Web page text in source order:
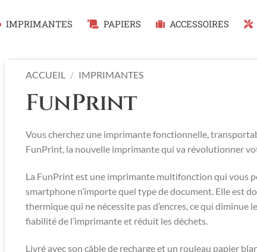
IMPRIMANTES PAPIERS ACCESSOIRES
ACCUEIL / IMPRIMANTES
FunPrint
Vous cherchez une imprimante fonctionnelle,
FunPrint, la nouvelle imprimante qui va révolutionner
La FunPrint est une imprimante multifonction qui vous
smartphone n’importe quel type de document. Elle est
thermique qui ne nécessite pas d’encres, ce qui diminue
fiabilité de l’imprimante et réduit les déchets.
Livré avec son câble de recharge et un rouleau papier